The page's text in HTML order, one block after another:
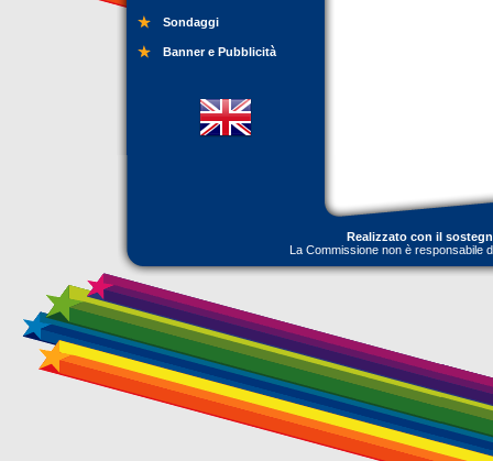
Sondaggi
Banner e Pubblicità
Realizzato con il
La Commissione non è responsabile